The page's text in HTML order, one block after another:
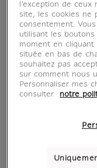
voir
AFFICHES D'ART
l’exception de
site, les cookies ne
consentement.
utilisant les
moment en cliquant
située en bas de
souhaitez pas
sur comment nous
Personnaliser mes
consulter
notre